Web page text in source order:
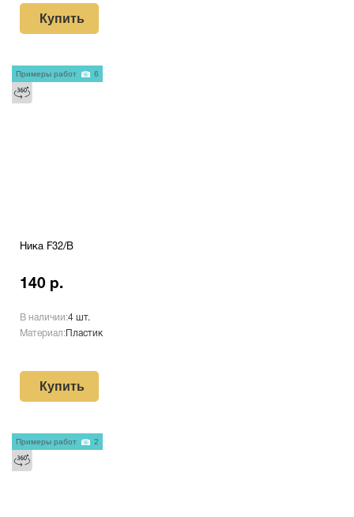
Купить
Ника F32/В
140 р.
В наличии:4 шт.
Материал: Пластик
Купить
Примеры работ 6
Примеры работ 2